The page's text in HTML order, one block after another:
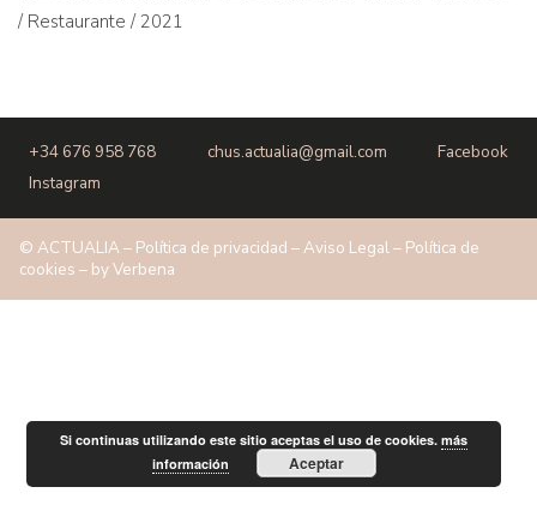
/ Restaurante / 2021
+34 676 958 768 chus.actualia@gmail.com
Facebook
Instagram
© ACTUALIA – Política de privacidad –Aviso Legal– Política de
cookies – byVerbena
Si continuas utilizando este sitio aceptas el uso de cookies.más
información
Aceptar